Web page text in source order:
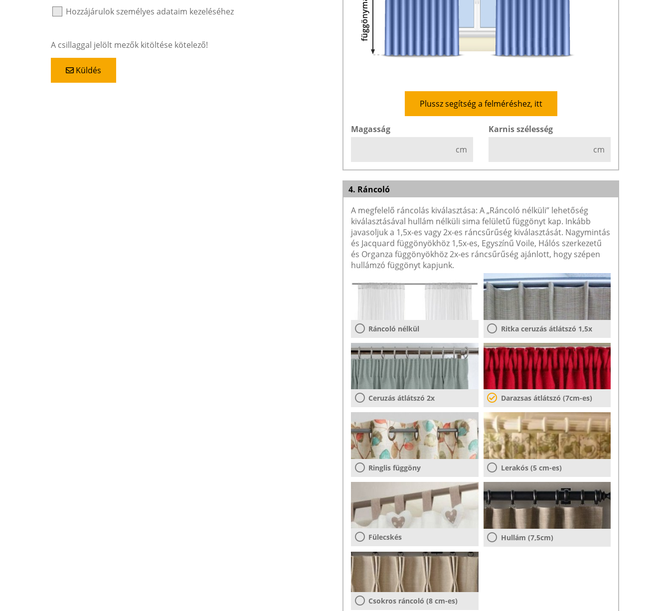
Hozzájárulok személyes adataim kezeléséhez
A csillaggal jelölt mezők kitöltése kötelező!
Küldés
Plussz segítség a felméréshez, itt
Magasság
cm
Karnis szélesség
cm
4. Ráncoló
A megfelelő ráncolás kiválasztása: A „Ráncoló nélküli” lehetőség
kiválasztásával hullám nélküli sima felületű függönyt kap. Inkább
javasoljuk a 1,5x-es vagy 2x-es ráncsűrűség kiválasztását. Nagymintás
és Jacquard függönyökhöz 1,5x-es, Egyszínű Voile, Hálós szerkezetű
és Organza függönyökhöz 2x-es ráncsűrűség ajánlott, hogy szépen
hullámzó függönyt kapjunk.
Ráncoló nélkül Ritka ceruzás átlátszó 1,5x
Ceruzás átlátszó 2x Darazsas átlátszó (7cm-es)
Ringlis függöny Lerakós (5 cm-es)
Fülecskés Hullám (7,5cm)
Csokros ráncoló (8 cm-es)